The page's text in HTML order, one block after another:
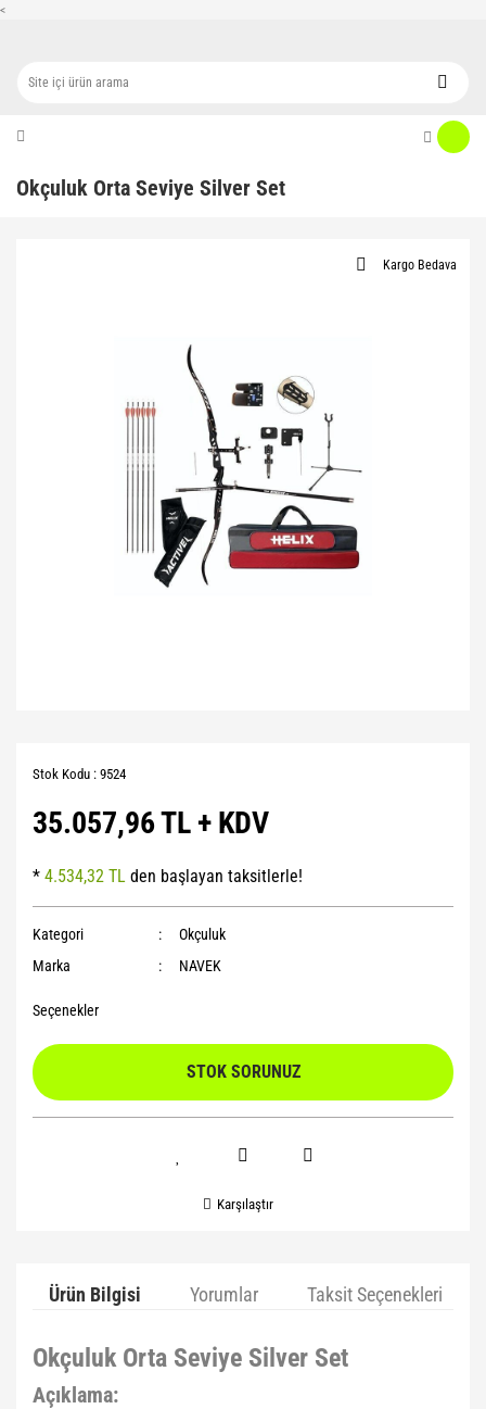
<
Okçuluk Orta Seviye Silver Set
Kargo Bedava
Stok Kodu : 9524
35.057,96 TL + KDV
* 4.534,32 TL den başlayan taksitlerle!
Kategori
Okçuluk
Marka
NAVEK
Seçenekler
STOK SORUNUZ
Karşılaştır
Ürün Bilgisi Yorumlar Taksit Seçenekleri
Okçuluk Orta Seviye Silver Set
Açıklama: